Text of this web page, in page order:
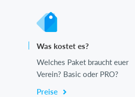
Was kostet es?
Welches Paket braucht euer
Verein? Basic oder PRO?
Preise